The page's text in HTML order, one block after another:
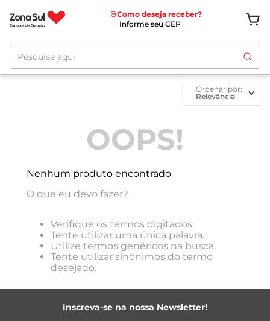
Como deseja receber?
Informe seu CEP
Pesquise aqui
ordenar por
Relevância
OOPS!
Nenhum produto encontrado
O que eu devo fazer?
Verifique os termos digitados.
Tente utilizar uma única palavra.
Utilize termos genéricos na busca.
Tente utilizar sinônimos do termo
desejado.
Inscreva-se na nossa Newsletter!